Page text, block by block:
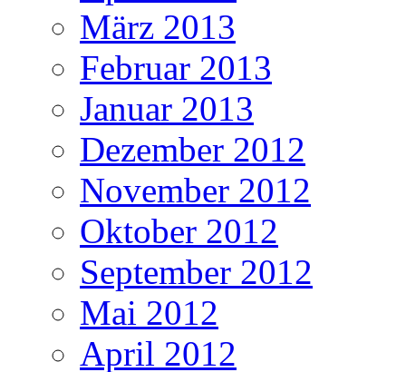
März 2013
Februar 2013
Januar 2013
Dezember 2012
November 2012
Oktober 2012
September 2012
Mai 2012
April 2012